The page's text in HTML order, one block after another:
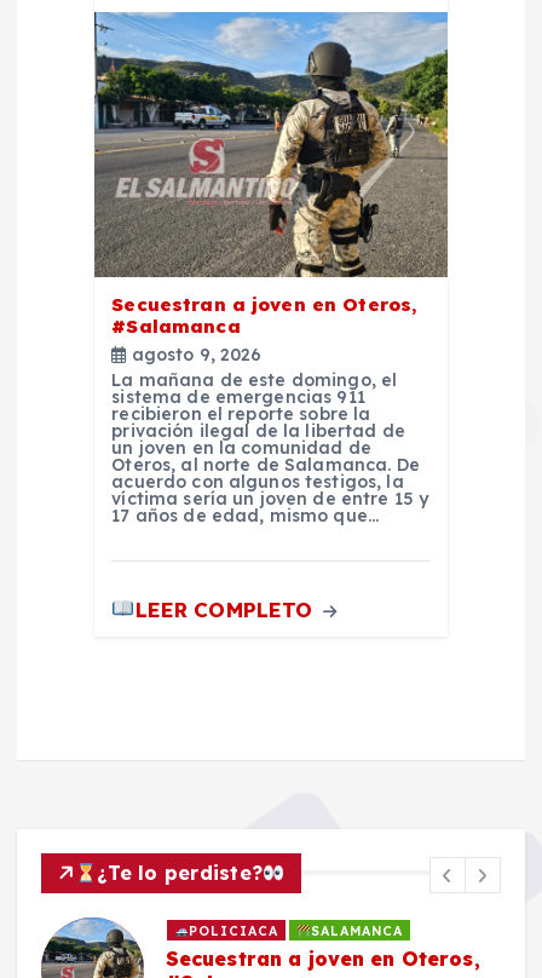
Secuestran a joven en Oteros,
#Salamanca
agosto 9, 2026
La mañana de este domingo, el
sistema de emergencias 911
recibieron el reporte sobre la
privación ilegal de la libertad de
un joven en la comunidad de
Oteros, al norte de Salamanca. De
acuerdo con algunos testigos, la
víctima sería un joven de entre 15 y
17 años de edad, mismo que…
LEER COMPLETO
¿Te lo perdiste?
POLICIACA SALAMANCA
Secuestran a joven en Oteros,